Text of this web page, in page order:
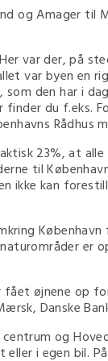
og Amager
var der, på
var byen
den har i
du f.eks.
23%, at
til
kan
øjnene
Danske
og
i egen bil.